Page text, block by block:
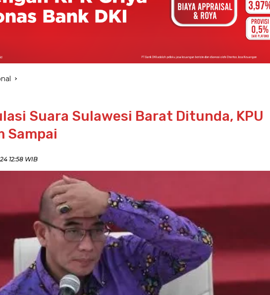
Suara Sulawesi Barat Ditunda, KPU
Sampai
12:58 WIB